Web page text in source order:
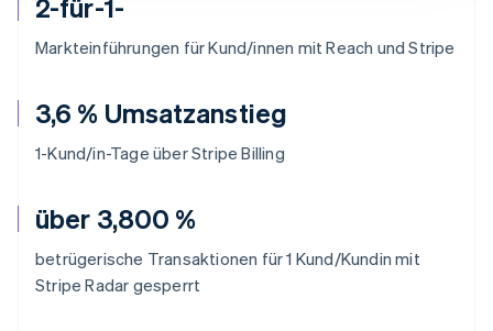
2-für-1-
Markteinführungen für Kund/innen mit Reach und Stripe
3,6 % Umsatzanstieg
1-Kund/in-Tage über Stripe Billing
über 3,800 %
betrügerische Transaktionen für 1 Kund/Kundin mit
Stripe Radar gesperrt